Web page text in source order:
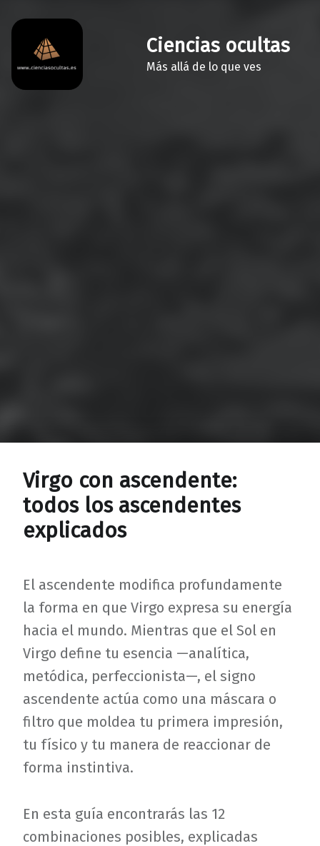
Ciencias ocultas
Más allá de lo que ves
Virgo con ascendente:
todos los ascendentes
explicados
El ascendente modifica profundamente
la forma en que Virgo expresa su energía
hacia el mundo. Mientras que el Sol en
Virgo define tu esencia —analítica,
metódica, perfeccionista—, el signo
ascendente actúa como una máscara o
filtro que moldea tu primera impresión,
tu físico y tu manera de reaccionar de
forma instintiva.
En esta guía encontrarás las 12
combinaciones posibles, explicadas